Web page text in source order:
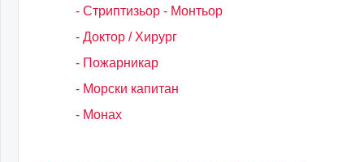
- Стриптизьор - Монтьор
- Доктор / Хирург
- Пожарникар
- Морски капитан
- Монах